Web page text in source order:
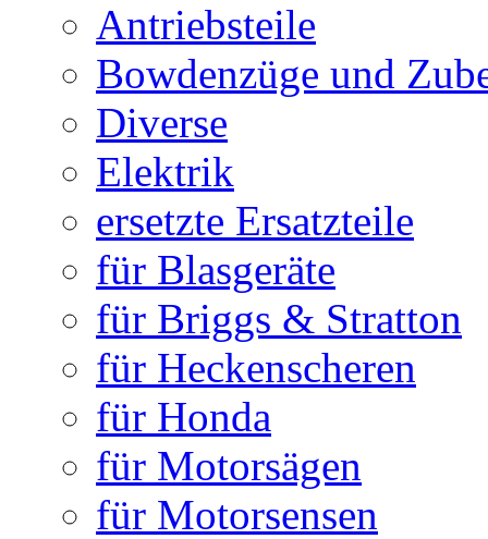
Antriebsteile
Bowdenzüge und
Diverse
Elektrik
ersetzte Ersatzteile
für Blasgeräte
für Briggs & Stratton
für Heckenscheren
für Honda
für Motorsägen
für Motorsensen